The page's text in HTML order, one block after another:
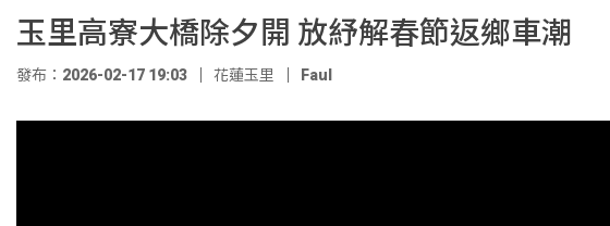
玉里高寮大橋除夕開 放紓解春節返鄉車潮
發布：2026-02-17 19:03 花蓮玉里 Faul